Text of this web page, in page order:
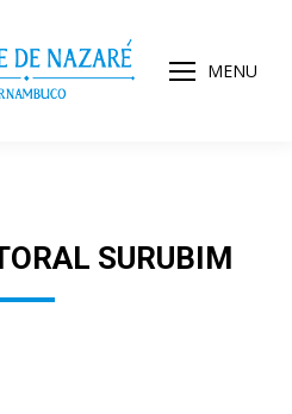
MENU
SURUBIM